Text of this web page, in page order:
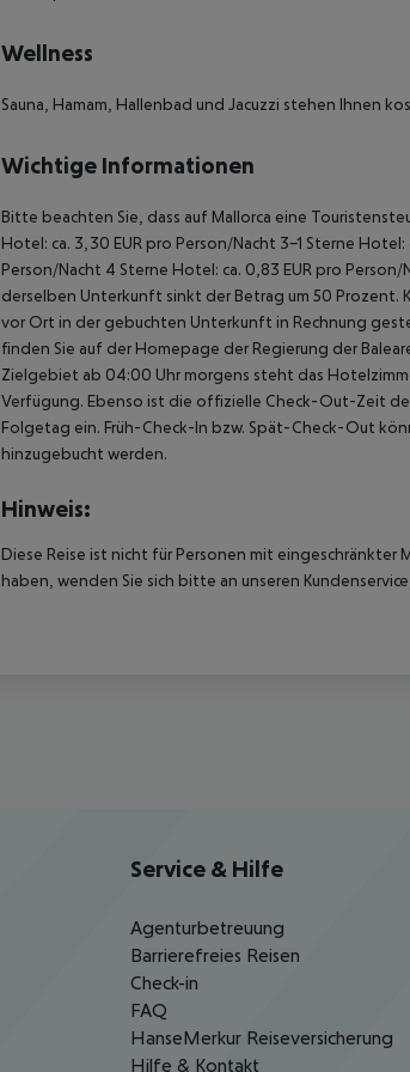
Wellness
Sauna, Hamam, Hallenbad und Jacuzzi stehen Ihnen
Wichtige Informationen
Bitte beachten Sie, dass auf Mallorca eine
Hotel: ca. 3,30 EUR pro Person/Nacht 3-1 Sterne Hotel:
Person/Nacht 4 Sterne Hotel: ca. 0,83 EUR pro
derselben Unterkunft sinkt der Betrag um 50 Prozent.
vor Ort in der gebuchten Unterkunft in Rechnung
finden Sie auf der Homepage der Regierung der
Zielgebiet ab 04:00 Uhr morgens steht das
Verfügung. Ebenso ist die offizielle Check-Out-Zeit
Folgetag ein. Früh-Check-In bzw. Spät-Check-Out
hinzugebucht werden.
Hinweis:
Diese Reise ist nicht für Personen mit
haben, wenden Sie sich bitte an unseren
Service & Hilfe
Agenturbetreuung
Barrierefreies Reisen
Check-in
FAQ
HanseMerkur Reiseversicherung
Hilfe & Kontakt